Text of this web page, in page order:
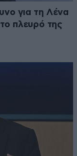
για τη Λένα
πλευρό της